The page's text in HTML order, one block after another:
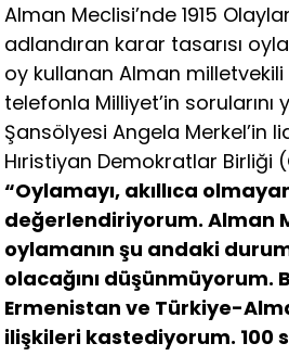
Alman Meclisi’nde 1915
adlandıran karar tasarısı
oy kullanan Alman milletvekili
telefonla Milliyet’in sorularını
Şansölyesi Angela Merkel’in
Hıristiyan Demokratlar Birliği
“Oylamayı, akıllıca
değerlendiriyorum. Alman
oylamanın şu andaki
olacağını düşünmüyorum.
Ermenistan ve Türkiye-
ilişkileri kastediyorum. 100